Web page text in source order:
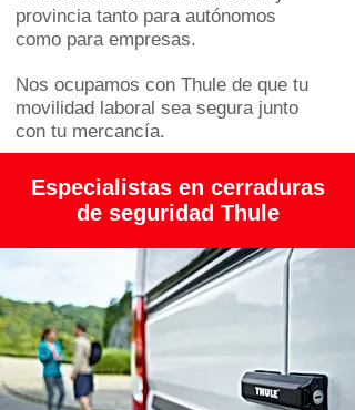
provincia tanto para autónomos
como para empresas.
Nos ocupamos con Thule de que tu
movilidad laboral sea segura junto
con tu mercancía.
Especialistas en cerraduras
de seguridad Thule